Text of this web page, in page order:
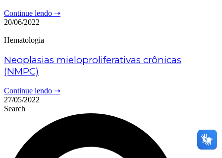
Continue lendo ➝
20/06/2022
Hematologia
Neoplasias mieloproliferativas crônicas
(NMPC)
Continue lendo ➝
27/05/2022
Search